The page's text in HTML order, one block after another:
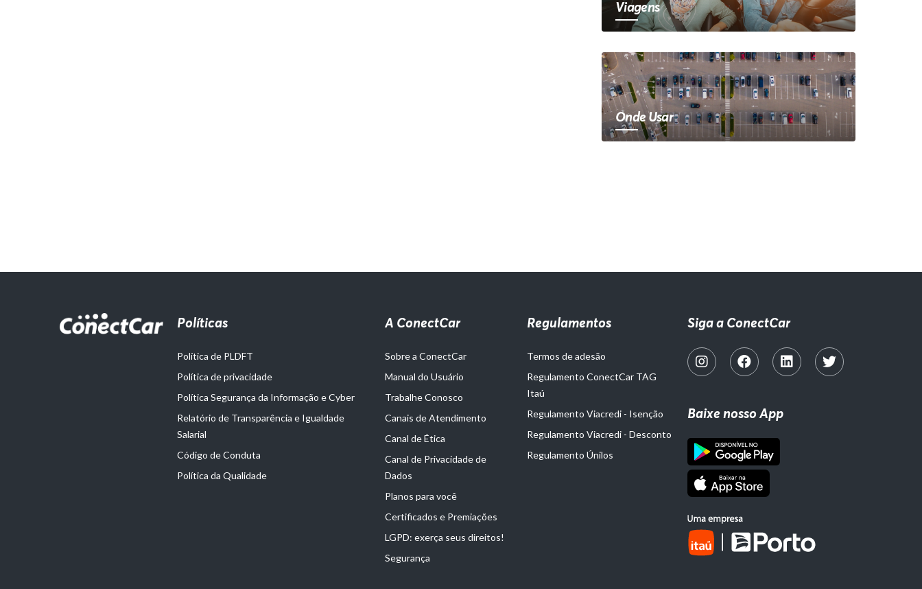
Viagens
Onde Usar
Políticas
Política de PLDFT
Política de privacidade
Política Segurança da Informação e Cyber
Relatório de Transparência e Igualdade
Salarial
Código de Conduta
Política da Qualidade
A ConectCar
Sobre a ConectCar
Manual do Usuário
Trabalhe Conosco
Canais de Atendimento
Canal de Ética
Canal de Privacidade de
Dados
Planos para você
Certificados e Premiações
LGPD: exerça seus direitos!
Segurança
Regulamentos
Termos de adesão
Regulamento ConectCar TAG
Itaú
Regulamento Viacredi - Isenção
Regulamento Viacredi - Desconto
Regulamento Únilos
Siga a ConectCar
Baixe nosso App